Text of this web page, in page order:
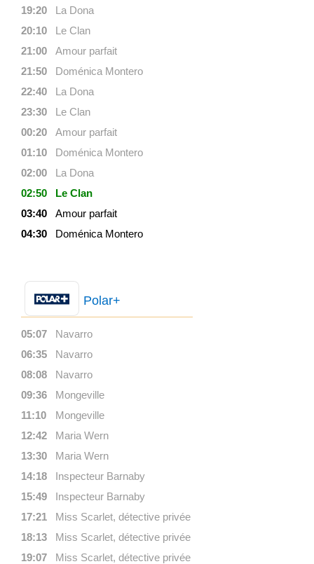
19:20
La Dona
20:10
Le Clan
21:00
Amour parfait
21:50
Doménica Montero
22:40
La Dona
23:30
Le Clan
00:20
Amour parfait
01:10
Doménica Montero
02:00
La Dona
02:50
Le Clan
03:40
Amour parfait
04:30
Doménica Montero
Polar+
05:07
Navarro
06:35
Navarro
08:08
Navarro
09:36
Mongeville
11:10
Mongeville
12:42
Maria Wern
13:30
Maria Wern
14:18
Inspecteur Barnaby
15:49
Inspecteur Barnaby
17:21
Miss Scarlet, détective privée
18:13
Miss Scarlet, détective privée
19:07
Miss Scarlet, détective privée